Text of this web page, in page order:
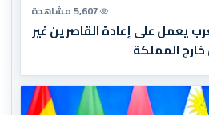
5,607 مشاهدة
يعمل على إعادة القاصرين غير
المملكة